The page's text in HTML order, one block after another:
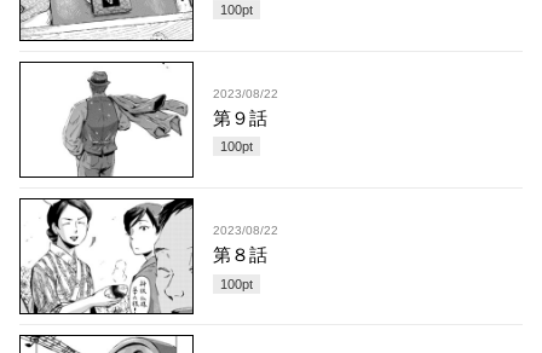
100pt
2023/08/22
第９話
100pt
2023/08/22
第８話
100pt